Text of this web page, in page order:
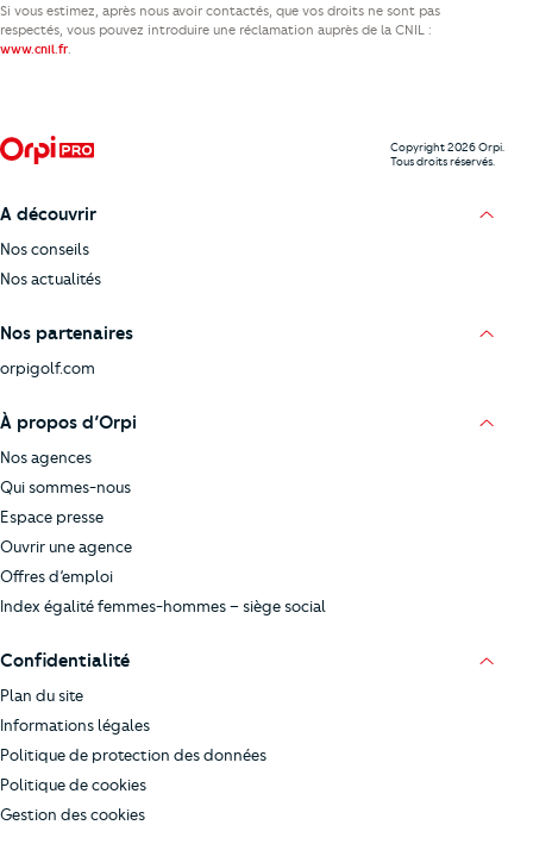
Si vous estimez, après nous avoir contactés, que vos droits ne sont pas
respectés, vous pouvez introduire une réclamation auprès de la CNIL :
www.cnil.fr.
Copyright 2026 Orpi.
Tous droits réservés.
A découvrir
Nos conseils
Nos actualités
Nos partenaires
orpigolf.com
À propos d’Orpi
Nos agences
Qui sommes-nous
Espace presse
Ouvrir une agence
Offres d’emploi
Index égalité femmes-hommes – siège social
Confidentialité
Plan du site
Informations légales
Politique de protection des données
Politique de cookies
Gestion des cookies